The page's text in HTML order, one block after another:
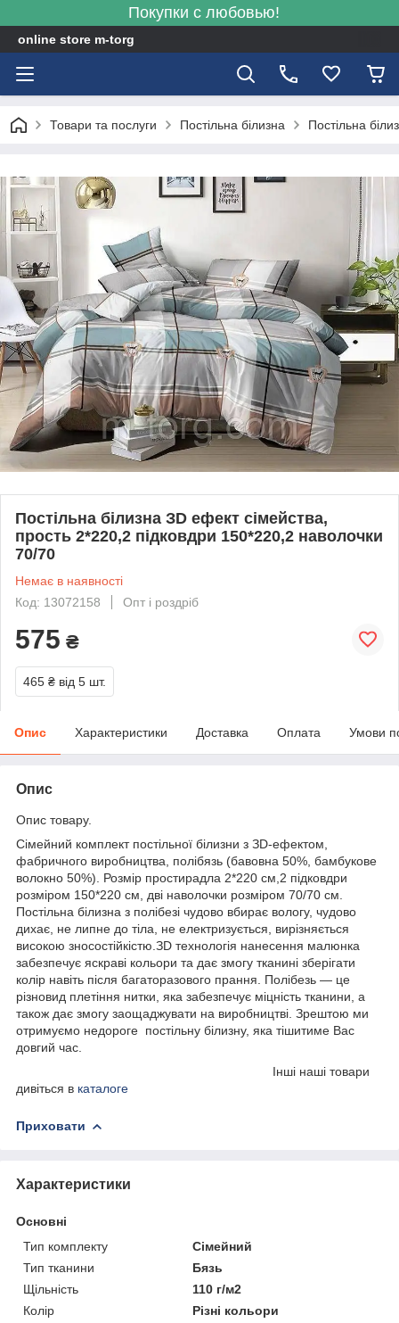
Покупки с любовью!
online store m-torg
Товари та послуги Постільна білизна Постільна
Постільна білизна ЗD ефект сімейства,
прость 2*220,2 підковдри 150*220,2 наволочки
70/70
Немає в наявності
Код: 13072158
Опт і роздріб
575 ₴
465 ₴ від 5 шт.
Опис Характеристики Доставка Оплата Умови
Опис
Опис товару.
Сімейний комплект постільної білизни з ЗD-ефектом,
фабричного виробництва, полібязь (бавовна 50%, бамбукове
волокно 50%). Розмір простирадла 2*220 см,2 підковдри
розміром 150*220 см, дві наволочки розміром 70/70 см.
Постільна білизна з полібезі чудово вбирає вологу, чудово
дихає, не липне до тіла, не електризується, вирізняється
високою зносостійкістю.ЗD технологія нанесення малюнка
забезпечує яскраві кольори та дає змогу тканині зберігати
колір навіть після багаторазового прання. Полібезь — це
різновид плетіння нитки, яка забезпечує міцність тканини, а
також дає змогу заощаджувати на виробництві. Зрештою ми
отримуємо недороге постільну білизну, яка тішитиме Вас
довгий час.
Інші наші товари
дивіться в каталоге
Приховати
Характеристики
Основні
Тип комплекту
Сімейний
Тип тканини
Бязь
Щільність
110 г/м2
Колір
Різні кольори